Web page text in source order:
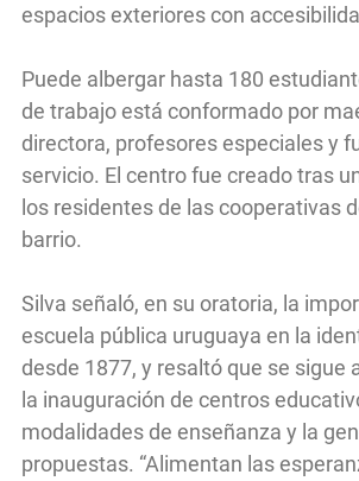
espacios exteriores con
Puede albergar hasta 180
de trabajo está conformado por
directora, profesores especiales y
servicio. El centro fue creado tras
los residentes de las cooperativas
barrio.
Silva señaló, en su oratoria, la
escuela pública uruguaya en la
desde 1877, y resaltó que se sigue
la inauguración de centros
modalidades de enseñanza y la
propuestas. “Alimentan las